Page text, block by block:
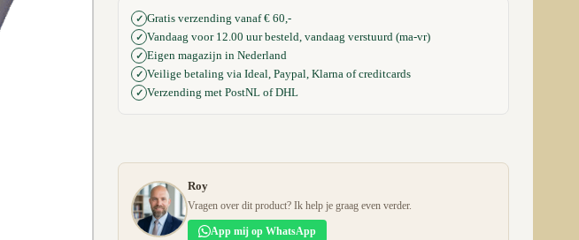
✓ Gratis verzending vanaf € 60,-
✓ Vandaag voor 12.00 uur besteld, vandaag verstuurd (ma-vr)
✓ Eigen magazijn in Nederland
✓ Veilige betaling via Ideal, Paypal, Klarna of creditcards
✓ Verzending met PostNL of DHL
Roy
Vragen over dit product? Ik help je graag even verder.
App mij op WhatsApp